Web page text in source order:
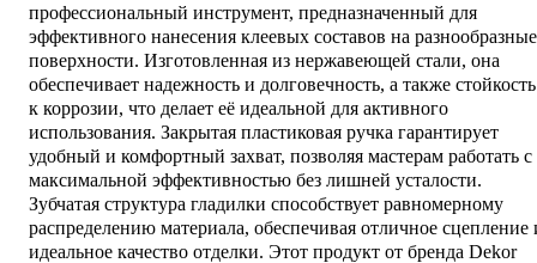
профессиональный инструмент, предназначенный для
эффективного нанесения клеевых составов на разнообразные
поверхности. Изготовленная из нержавеющей стали, она
обеспечивает надежность и долговечность, а также стойкость
к коррозии, что делает её идеальной для активного
использования. Закрытая пластиковая ручка гарантирует
удобный и комфортный захват, позволяя мастерам работать с
максимальной эффективностью без лишней усталости.
Зубчатая структура гладилки способствует равномерному
распределению материала, обеспечивая отличное сцепление
идеальное качество отделки. Этот продукт от бренда Dekor